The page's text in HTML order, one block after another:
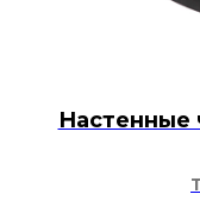
Настенные